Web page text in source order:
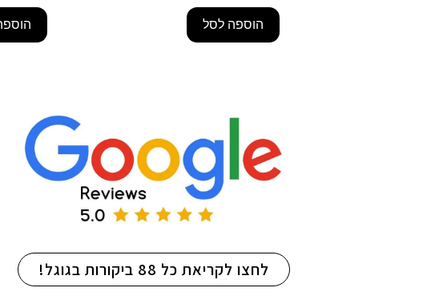
הוספה לסל
לחצו לקריאת כל 88 ביקורות בגוגל!
סוקולנטים ועבודה עם בטון. מומלץ!!